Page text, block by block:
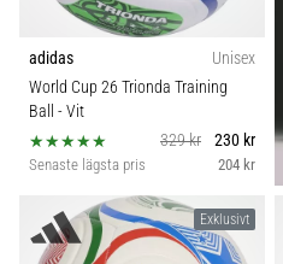
Visa
alla
adidas
Unisex
World Cup 26 Trionda Training
Ball - Vit
329 kr
230 kr
Senaste lägsta pris 204 kr
Exklusivt